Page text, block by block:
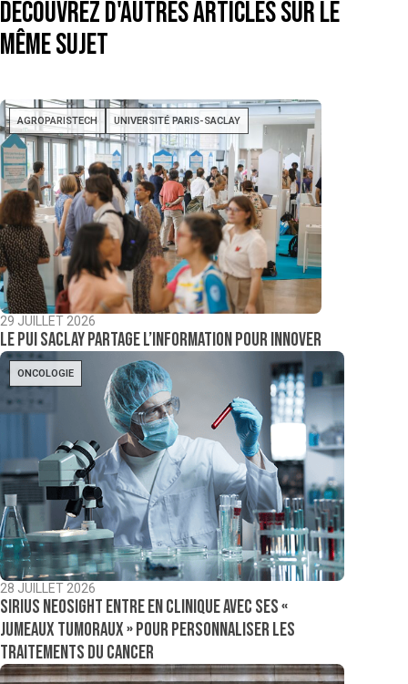
Découvrez d'autres articles sur le
même sujet
AGROPARISTECH UNIVERSITÉ PARIS-SACLAY
29 JUILLET 2026
Le PUI Saclay partage l’information pour innover
ONCOLOGIE
28 JUILLET 2026
Sirius NeoSight entre en clinique avec ses «
jumeaux tumoraux » pour personnaliser les
traitements du cancer